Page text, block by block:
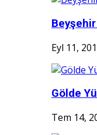
Beyşehir
Eyl 11,
Gölde
Tem 14,